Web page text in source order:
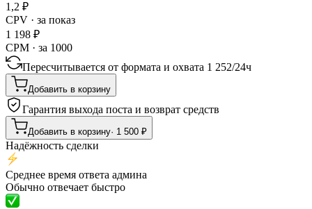
1,2 ₽
CPV · за показ
1 198 ₽
CPM · за 1000
Пересчитывается от формата и охвата 1 252/24ч
Добавить в корзину
Гарантия выхода поста и возврат средств
Добавить в корзину· 1 500 ₽
Надёжность сделки
Среднее время ответа админа
Обычно отвечает быстро